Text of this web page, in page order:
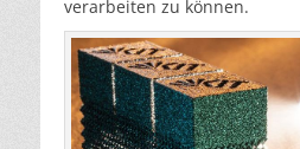
verarbeiten zu können.